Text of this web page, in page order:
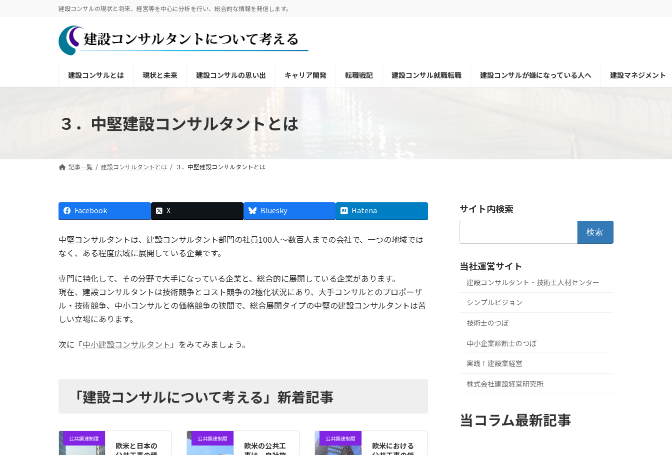
キ
に
建設コンサルの現状と将来、経営等を中心に分析を行い、総合的な情報を発信します。
建設コンサルとは 現状と未来 建設コンサルの思い出 キャリア開発 転職戦記 建設コンサル就職転職 建設コンサルが嫌になっている人へ 建設マネジメント
３．中堅建設コンサルタントとは
記事一覧 建設コンサルタントとは ３．中堅建設コンサルタントとは
Facebook X Bluesky Hatena
中堅コンサルタントは、建設コンサルタント部門の社員100人～数百人までの会社で、一つの地域では
なく、ある程度広域に展開している企業です。
専門に特化して、その分野で大手になっている企業と、総合的に展開している企業があります。
現在、建設コンサルタントは技術競争とコスト競争の2極化状況にあり、大手コンサルとのプロポーザ
ル・技術競争、中小コンサルとの価格競争の狭間で、総合展開タイプの中堅の建設コンサルタントは苦
しい立場にあります。
次に「中小建設コンサルタント 」をみてみましょう。
「建設コンサルについて考える」新着記事
公共調達制度
欧米と日本の
公共調達制度
欧米の公共工
公共調達制度
欧米における
サイト内検索
当社運営サイト
建設コンサルタント・技術士人材センター
シンプルビジョン
技術士のつぼ
中小企業診断士のつぼ
実践！建設業経営
株式会社建設経営研究所
当コラム最新記事